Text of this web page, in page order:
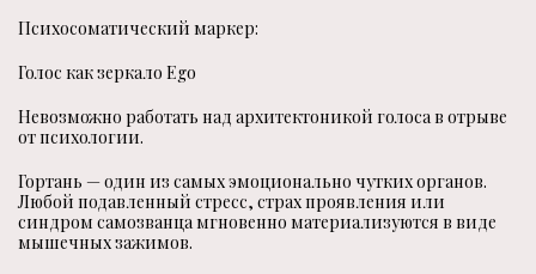
Психосоматический маркер:
Голос как зеркало Ego
Невозможно работать над архитектоникой голоса в отрыве
от психологии.
Гортань — один из самых эмоционально чутких органов.
Любой подавленный стресс, страх проявления или
синдром самозванца мгновенно материализуются в виде
мышечных зажимов.